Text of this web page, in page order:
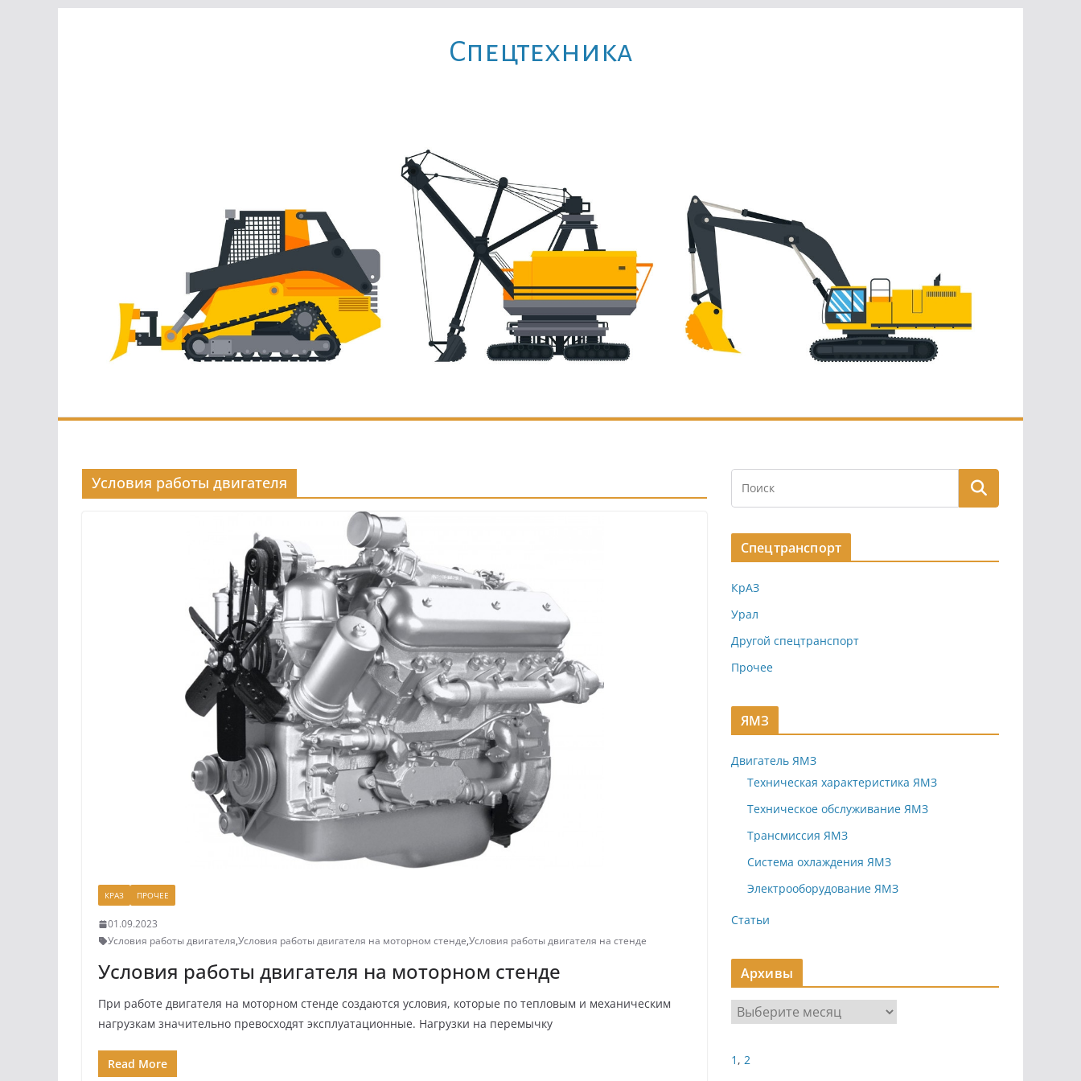
Cпецтехника
Условия работы двигателя
КРАЗ ПРОЧЕЕ
01.09.2023
Условия работы двигателя,Условия работы двигателя на моторном стенде,Условия работы двигателя на стенде
Условия работы двигателя на моторном стенде
При работе двигателя на моторном стенде создаются условия, которые по тепловым и механическим
нагрузкам значительно превосходят эксплуатационные. Нагрузки на перемычку
Read More
Спецтранспорт
КрАЗ
Урал
Другой спецтранспорт
Прочее
ЯМЗ
Двигатель ЯМЗ
Техническая характеристика ЯМЗ
Техническое обслуживание ЯМЗ
Трансмиссия ЯМЗ
Система охлаждения ЯМЗ
Электрооборудование ЯМЗ
Статьи
Архивы
р
и
1 , 2